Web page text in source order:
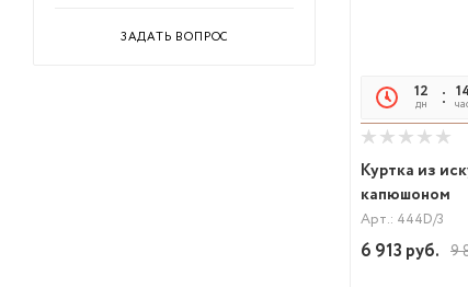
12
дн
Куртка из
капюшоном
Арт.: 444D/3
6 913 руб. 9
ЗАДАТЬ ВОПРОС